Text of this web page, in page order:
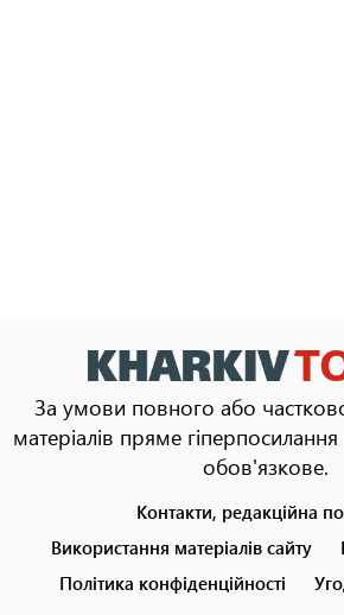
За умови повного або
матеріалів пряме
обов'язкове.
menu
Контакти, редакційна
Використання матеріалів сайту
Політика конфіденційності